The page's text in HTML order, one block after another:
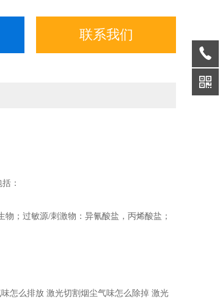
联系我们
：
；过敏源/刺激物：异氰酸盐，丙烯酸盐；
怎么排放 激光切割烟尘气味怎么除掉 激光